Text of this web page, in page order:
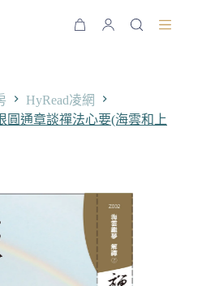
購
HyRead凌網
圓通章談禪法心要(海雲和上